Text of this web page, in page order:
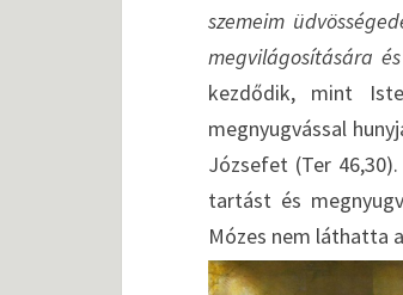
szemeim
megvilágosítására
kezdődik, mint
megnyugvással
Józsefet (Ter
tartást és
Mózes nem láthatta